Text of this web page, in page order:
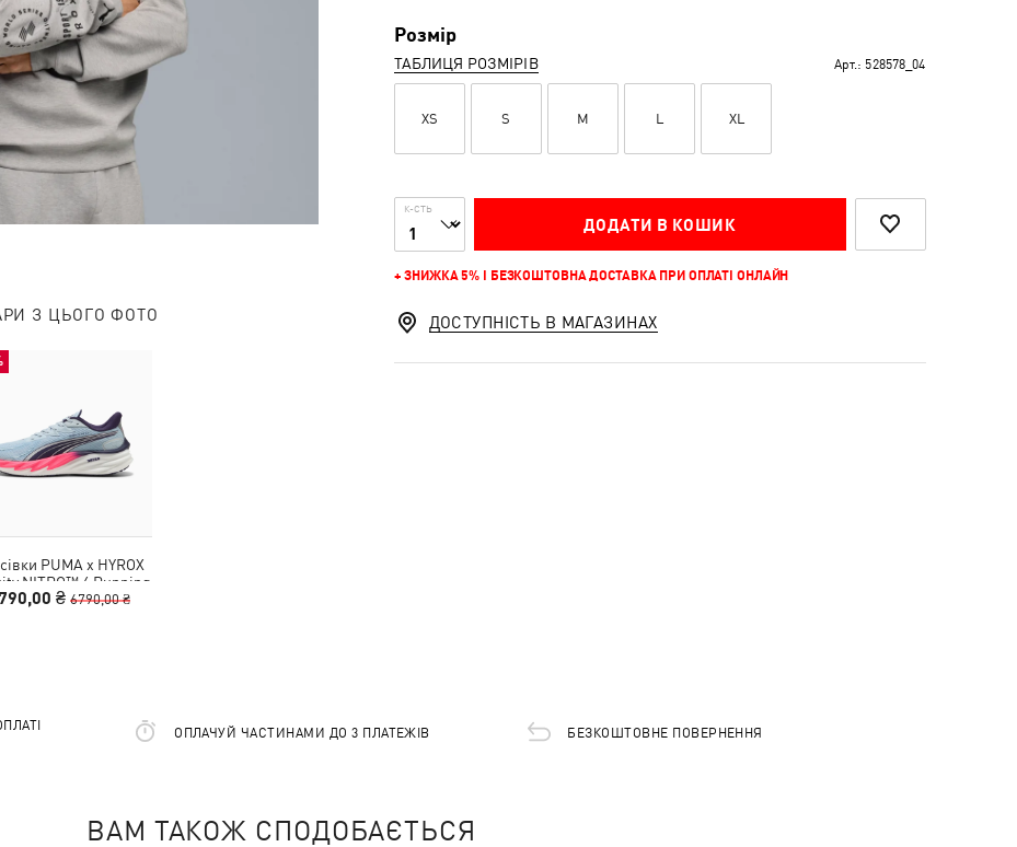
З ЦЬОГО ФОТО
PUMA x HYROX
NITRO™ 4 Running
Shoes Men
₴ 6790,00 ₴
Розмір
ТАБЛИЦЯ РОЗМІРІВ Арт.: 528578_04
XS S M L XL
К-СТЬ
ДОДАТИ В КОШИК
+ ЗНИЖКА 5% І БЕЗКОШТОВНА ДОСТАВКА ПРИ ОПЛАТІ ОНЛАЙН
ДОСТУПНІСТЬ В МАГАЗИНАХ
ОПЛАЧУЙ ЧАСТИНАМИ ДО 3 ПЛАТЕЖІВ БЕЗКОШТОВНЕ ПОВЕРНЕННЯ
ВАМ ТАКОЖ СПОДОБАЄТЬСЯ